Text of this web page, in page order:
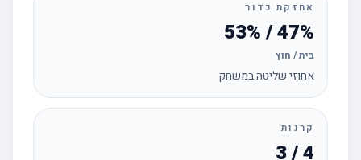
אחזקת כדור
47% / 53%
בית / חוץ
אחוזי שליטה במשחק
קרנות